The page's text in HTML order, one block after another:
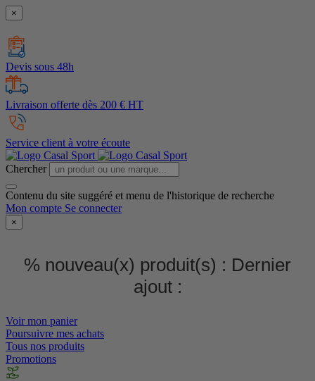
×
Devis sous 48h
Livraison offerte dès 200 € HT
Service client à votre écoute
Chercher
Contenu du site suggéré et menu de l'historique de recherche
Mon compte Se connecter
×
% nouveau(x) produit(s) : Dernier
ajout :
Voir mon panier
Poursuivre mes achats
Tous nos produits
Promotions